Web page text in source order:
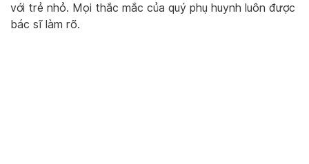
với trẻ nhỏ. Mọi thắc mắc của quý phụ huynh luôn được
bác sĩ làm rõ.